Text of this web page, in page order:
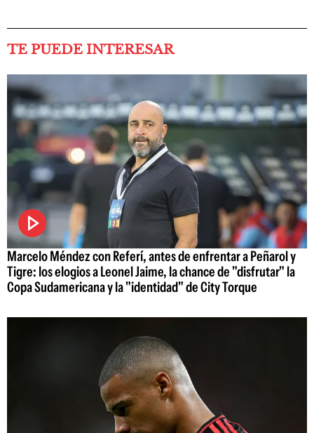
TE PUEDE INTERESAR
Marcelo Méndez con Referí, antes de enfrentar a Peñarol y
Tigre: los elogios a Leonel Jaime, la chance de "disfrutar" la
Copa Sudamericana y la "identidad" de City Torque